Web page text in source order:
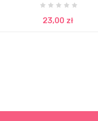
23,00 zł